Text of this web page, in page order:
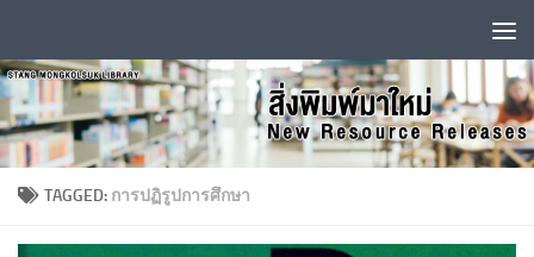
TAGGED: การปฏิรูปการศึกษา